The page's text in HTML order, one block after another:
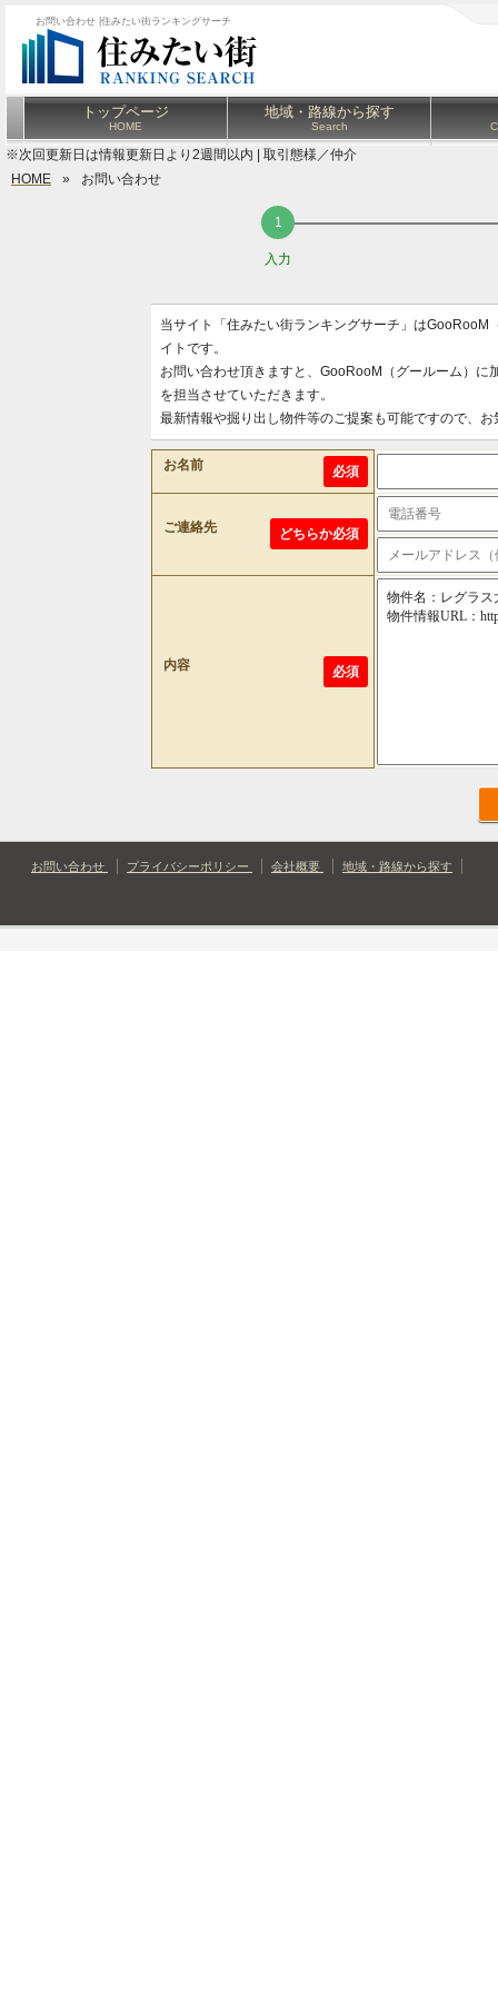
お問い合わせ |住みたい街ランキングサーチ
トップページ
HOME
地域・路線から探す
Search
※次回更新日は情報更新日より2週間以内 | 取引態様／仲介
HOME
» お問い合わせ
入力
当サイト「住みたい街ランキングサーチ」は
イトです。
お問い合わせ頂きますと、GooRooM（グールーム）
を担当させていただきます。
最新情報や掘り出し物件等のご提案も可能ですので、
お名前 必須
ご連絡先 どちらか必須
内容 必須
お問い合わせ プライバシーポリシー 会社概要 地域・路線から探す